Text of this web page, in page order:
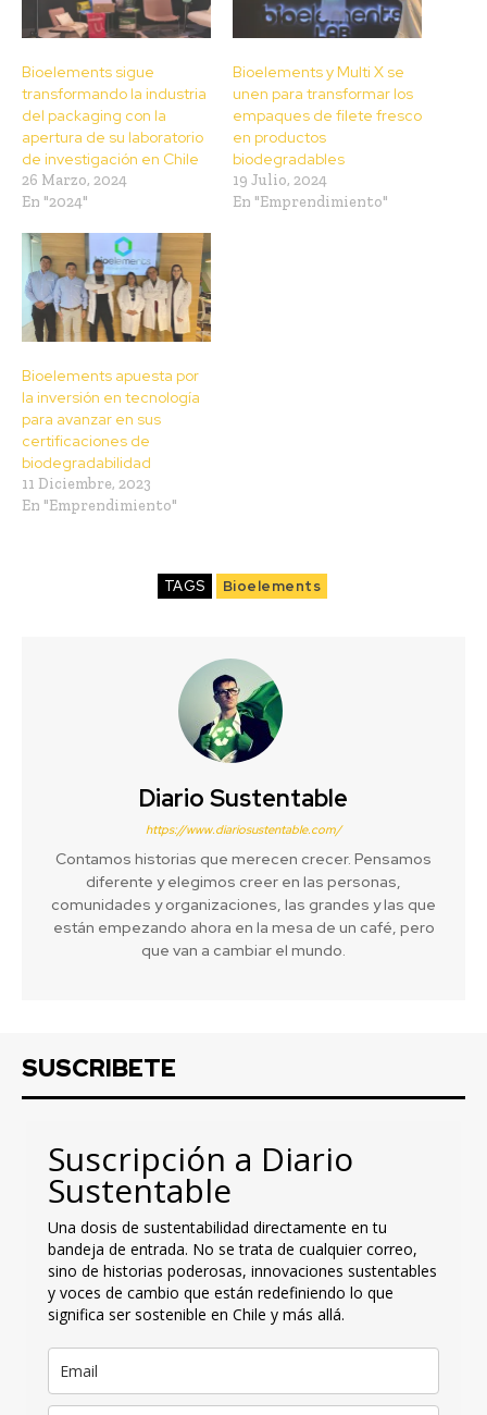
Bioelements sigue
transformando la industria
del packaging con la
apertura de su laboratorio
de investigación en Chile
26 Marzo, 2024
En "2024"
Bioelements y Multi X se
unen para transformar los
empaques de filete fresco
en productos
biodegradables
19 Julio, 2024
En "Emprendimiento"
Bioelements apuesta por
la inversión en tecnología
para avanzar en sus
certificaciones de
biodegradabilidad
11 Diciembre, 2023
En "Emprendimiento"
TAGS Bioelements
Diario Sustentable
https://www.diariosustentable.com/
Contamos historias que merecen crecer. Pensamos
diferente y elegimos creer en las personas,
comunidades y organizaciones, las grandes y las que
están empezando ahora en la mesa de un café, pero
que van a cambiar el mundo.
SUSCRIBETE
Suscripción a Diario
Sustentable
Una dosis de sustentabilidad directamente en tu
bandeja de entrada. No se trata de cualquier correo,
sino de historias poderosas, innovaciones sustentables
y voces de cambio que están redefiniendo lo que
significa ser sostenible en Chile y más allá.